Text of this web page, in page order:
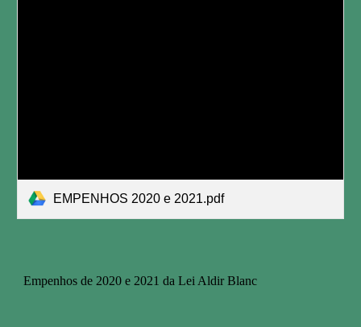
EMPENHOS 2020 e 2021.pdf
Empenhos de 2020 e 2021 da Lei Aldir Blanc